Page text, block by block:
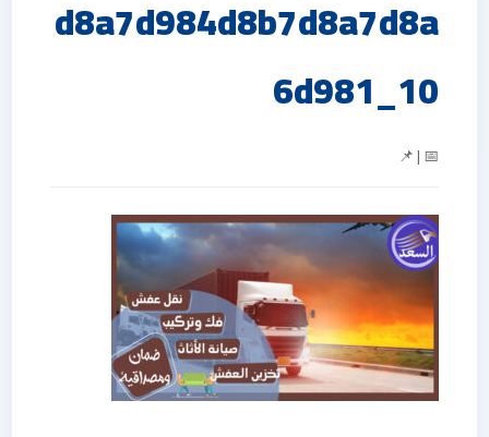
d8a7d984d8b7d8a7d8a
6d981_10
📅 | 📌